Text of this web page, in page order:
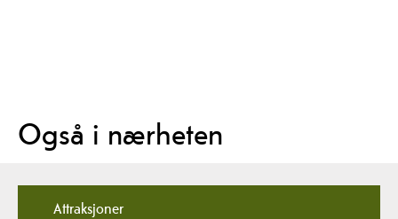
Også i nærheten
Attraksjoner